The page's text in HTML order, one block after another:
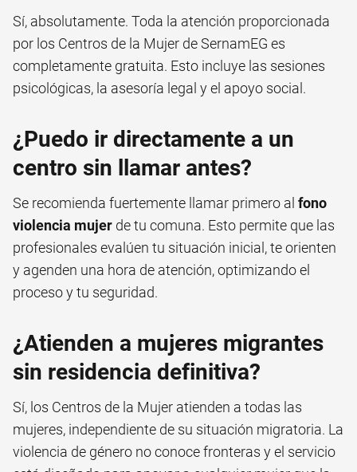
Sí, absolutamente. Toda la atención proporcionada
por los Centros de la Mujer de SernamEG es
completamente gratuita. Esto incluye las sesiones
psicológicas, la asesoría legal y el apoyo social.
¿Puedo ir directamente a un
centro sin llamar antes?
Se recomienda fuertemente llamar primero al fono
violencia mujer de tu comuna. Esto permite que las
profesionales evalúen tu situación inicial, te orienten
y agenden una hora de atención, optimizando el
proceso y tu seguridad.
¿Atienden a mujeres migrantes
sin residencia definitiva?
Sí, los Centros de la Mujer atienden a todas las
mujeres, independiente de su situación migratoria. La
violencia de género no conoce fronteras y el servicio